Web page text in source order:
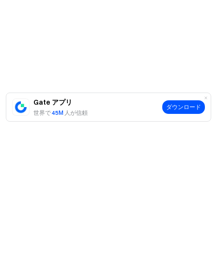
Gate アプリ
世界で45M 人が信頼
ダウンロード
識され、報酬が与えられ、将来の実装のための位置付けが
行われました。